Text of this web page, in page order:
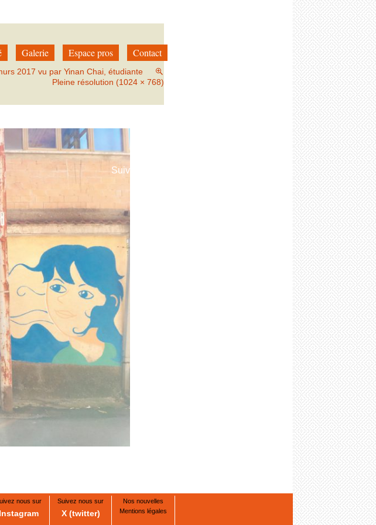
Galerie Espace pros Contact
2017 vu par Yinan Chai, étudiante
Pleine résolution (1024 × 768)
Suivant
nous sur
Instagram
Suivez nous sur
X (twitter)
Nos nouvelles
Mentions légales